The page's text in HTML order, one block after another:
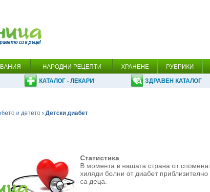
НАРОДНИ РЕЦЕПТИ ХРАНЕНЕ РУБРИКИ
КАТАЛОГ - ЛЕКАРИ ЗДРАВЕН КАТАЛОГ
и детето › Детски диабет
Статистика
В момента в нашата страна от
хиляди болни от диабет
са деца.